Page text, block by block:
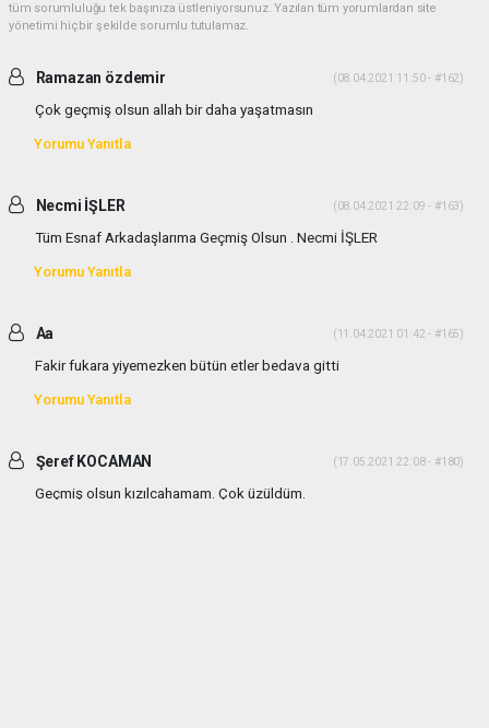
tüm sorumluluğu tek başınıza üstleniyorsunuz. Yazılan tüm yorumlardan site
yönetimi hiçbir şekilde sorumlu tutulamaz.
Ramazan özdemir (08.04.2021 11:50 - #162)
Çok geçmiş olsun allah bir daha yaşatmasın
Yorumu Yanıtla
Necmi İŞLER (08.04.2021 22:09 - #163)
Tüm Esnaf Arkadaşlarıma Geçmiş Olsun . Necmi İŞLER
Yorumu Yanıtla
Aa (11.04.2021 01:42 - #165)
Fakir fukara yiyemezken bütün etler bedava gitti
Yorumu Yanıtla
Şeref KOCAMAN (17.05.2021 22:08 - #180)
Geçmiş olsun kızılcahamam. Çok üzüldüm.